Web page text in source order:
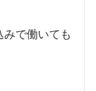
で働いても